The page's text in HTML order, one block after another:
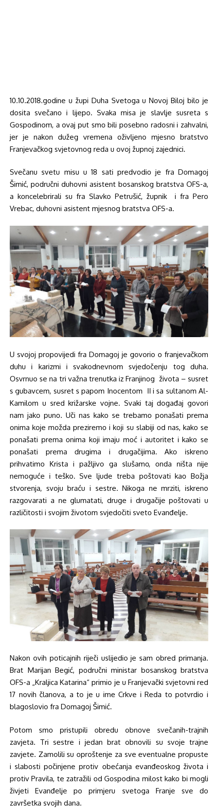
10.10.2018.godine u župi Duha Svetoga u Novoj Biloj bilo je
dosita svečano i lijepo. Svaka misa je slavlje susreta s
Gospodinom, a ovaj put smo bili posebno radosni i zahvalni,
jer je nakon dužeg vremena oživljeno mjesno bratstvo
Franjevačkog svjetovnog reda u ovoj župnoj zajednici.
Svečanu svetu misu u 18 sati predvodio je fra Domagoj
Šimić, područni duhovni asistent bosanskog bratstva OFS-a,
a koncelebrirali su fra Slavko Petrušić, župnik i fra Pero
Vrebac, duhovni asistent mjesnog bratstva OFS-a.
U svojoj propovijedi fra Domagoj je govorio o franjevačkom
duhu i karizmi i svakodnevnom svjedočenju tog duha.
Osvrnuo se na tri važna trenutka iz Franjinog života – susret
s gubavcem, susret s papom Inocentom II i sa sultanom Al-
Kamilom u sred križarske vojne. Svaki taj događaj govori
nam jako puno. Uči nas kako se trebamo ponašati prema
onima koje možda preziremo i koji su slabiji od nas, kako se
ponašati prema onima koji imaju moć i autoritet i kako se
ponašati prema drugima i drugačijima. Ako iskreno
prihvatimo Krista i pažljivo ga slušamo, onda ništa nije
nemoguće i teško. Sve ljude treba poštovati kao Božja
stvorenja, svoju braću i sestre. Nikoga ne mrziti, iskreno
razgovarati a ne glumatati, druge i drugačije poštovati u
različitosti i svojim životom svjedočiti sveto Evanđelje.
Nakon ovih poticajnih riječi uslijedio je sam obred primanja.
Brat Marijan Begić, područni ministar bosanskog bratstva
OFS-a „Kraljica Katarina“ primio je u Franjevački svjetovni red
17 novih članova, a to je u ime Crkve i Reda to potvrdio i
blagoslovio fra Domagoj Šimić.
Potom smo pristupili obredu obnove svečanih-trajnih
zavjeta. Tri sestre i jedan brat obnovili su svoje trajne
zavjete. Zamolili su oproštenje za sve eventualne propuste
i slabosti počinjene protiv obećanja evanđeoskog života i
protiv Pravila, te zatražili od Gospodina milost kako bi mogli
živjeti Evanđelje po primjeru svetoga Franje sve do
završetka svojih dana.